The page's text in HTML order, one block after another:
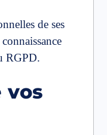
de ses
RGPD.
vos